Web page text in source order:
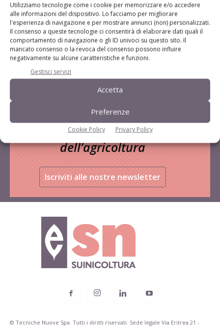
Utilizziamo tecnologie come i cookie per memorizzare e/o accedere
alle informazioni del dispositivo. Lo facciamo per migliorare
l'esperienza di navigazione e per mostrare annunci (non) personalizzati.
Il consenso a queste tecnologie ci consentirà di elaborare dati quali il
comportamento di navigazione o gli ID univoci su questo sito. Il
mancato consenso o la revoca del consenso possono influire
negativamente su alcune caratteristiche e funzioni.
Gestisci servizi
Accetta
Preferenze
Cookie Policy Privacy Policy
Rimani aggiornato sul mondo
dell’agricoltura
Iscriviti alle nostre newsletter
© Tecniche Nuove Spa. Tutti i diritti riservati. Sede legale Via Eritrea 21 -